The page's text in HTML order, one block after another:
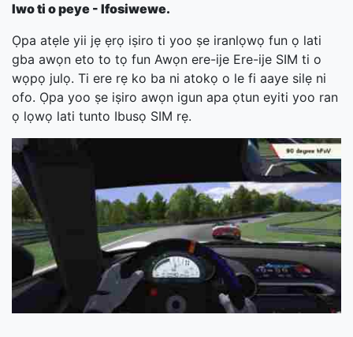
Iwo ti o peye - Ifosiwewe.
Ọpa atẹle yii jẹ ẹrọ iṣiro ti yoo ṣe iranlọwọ fun ọ lati
gba awọn eto to tọ fun Awọn ere-ije Ere-ije SIM ti o
wọpọ julọ. Ti ere rẹ ko ba ni atokọ o le fi aaye silẹ ni
ofo. Ọpa yoo ṣe iṣiro awọn igun apa ọtun eyiti yoo ran
ọ lọwọ lati tunto Ibusọ SIM rẹ.